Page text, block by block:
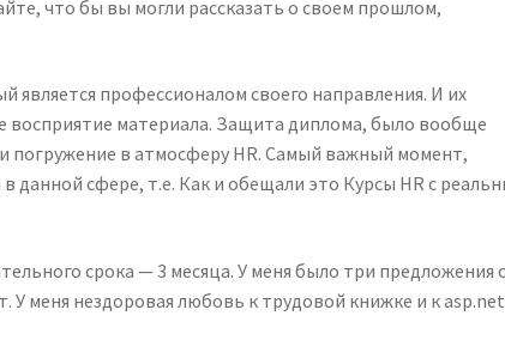
что бы вы могли рассказать о своем прошлом,
профессионалом своего направления. И их
материала. Защита диплома, было вообще
в атмосферу HR. Самый важный момент,
данной сфере, т.е. Как и обещали это Курсы HR с
срока — 3 месяца. У меня было три предложения
У меня нездоровая любовь к трудовой книжке и к asp.net